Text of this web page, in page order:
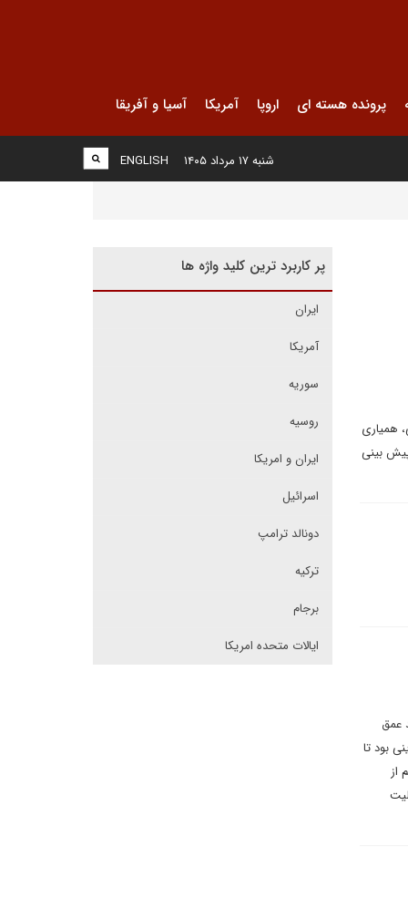
پرونده هسته ای اروپا آمریکا آسیا و آفریقا
ENGLISH شنبه ۱۷ مرداد ۱۴۰۵
همیاری
پیش بینی
عمق
بود تا
از
پر کاربرد ترین کلید واژه ها
ایران
آمریکا
سوریه
روسیه
ایران و امریکا
اسرائیل
دونالد ترامپ
ترکیه
برجام
ایالات متحده امریکا